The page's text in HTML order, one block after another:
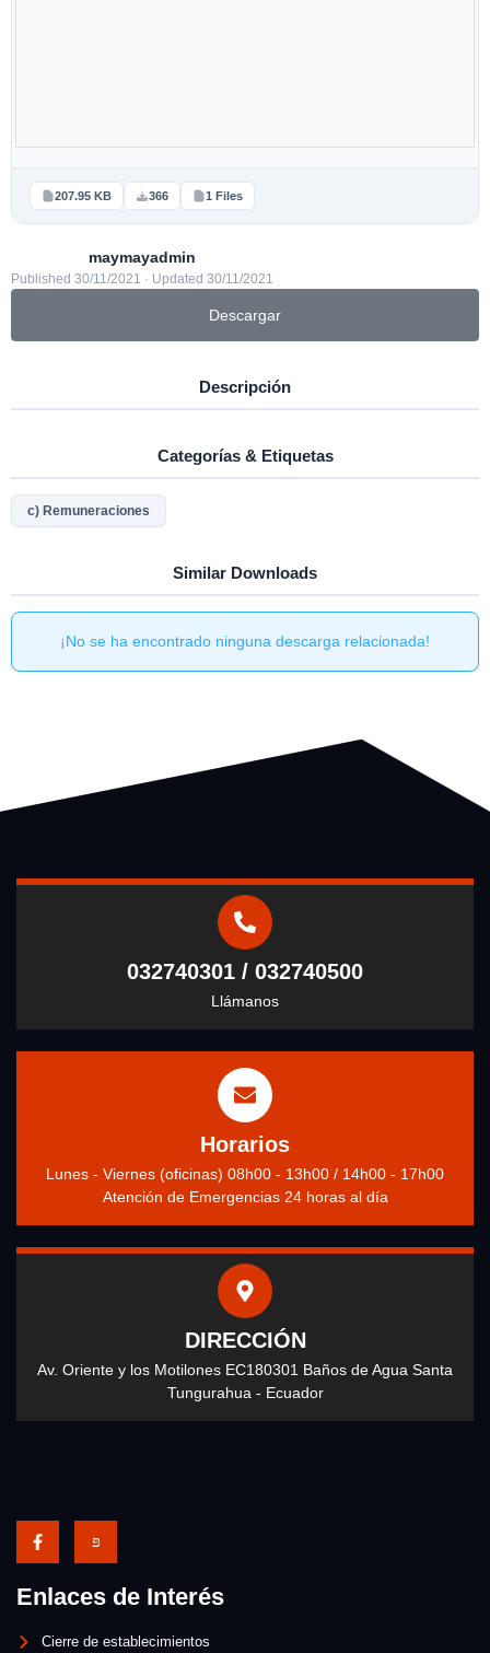
207.95 KB 366 1 Files
maymayadmin
Published 30/11/2021 · Updated 30/11/2021
Descargar
Descripción
Categorías & Etiquetas
c) Remuneraciones
Similar Downloads
¡No se ha encontrado ninguna descarga relacionada!
032740301 / 032740500
Llámanos
Horarios
Lunes - Viernes (oficinas) 08h00 - 13h00 / 14h00 - 17h00
Atención de Emergencias 24 horas al día
DIRECCIÓN
Av. Oriente y los Motilones EC180301 Baños de Agua Santa
Tungurahua - Ecuador
Enlaces de Interés
Cierre de establecimientos